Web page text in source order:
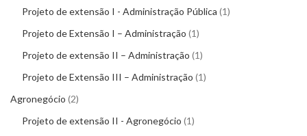
Projeto de extensão I - Administração Pública 1
Projeto de Extensão I – Administração 1
Projeto de extensão II – Administração 1
Projeto de Extensão III – Administração 1
Agronegócio 2
Projeto de extensão II - Agronegócio 1